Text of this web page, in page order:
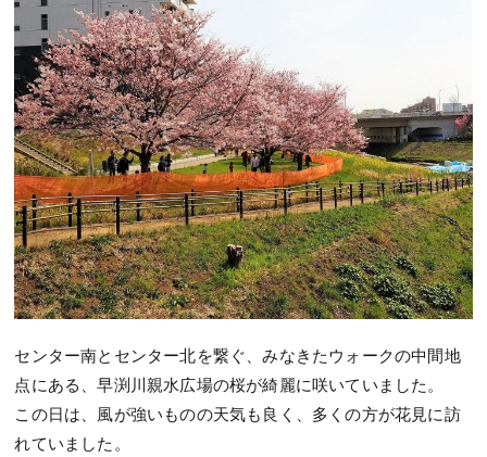
センター南とセンター北を繋ぐ、みなきたウォークの中間地
点にある、早渕川親水広場の桜が綺麗に咲いていました。
この日は、風が強いものの天気も良く、多くの方が花見に訪
れていました。